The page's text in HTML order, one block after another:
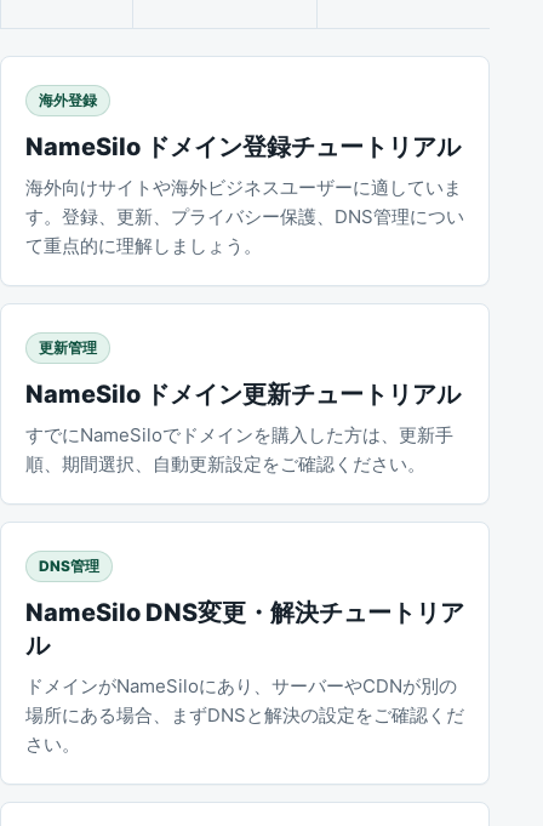
海外登録
NameSilo ドメイン登録チュートリアル
海外向けサイトや海外ビジネスユーザーに適していま
す。登録、更新、プライバシー保護、DNS管理につい
て重点的に理解しましょう。
更新管理
NameSilo ドメイン更新チュートリアル
すでにNameSiloでドメインを購入した方は、更新手
順、期間選択、自動更新設定をご確認ください。
DNS管理
NameSilo DNS変更・解決チュートリア
ル
ドメインがNameSiloにあり、サーバーやCDNが別の
場所にある場合、まずDNSと解決の設定をご確認くだ
さい。